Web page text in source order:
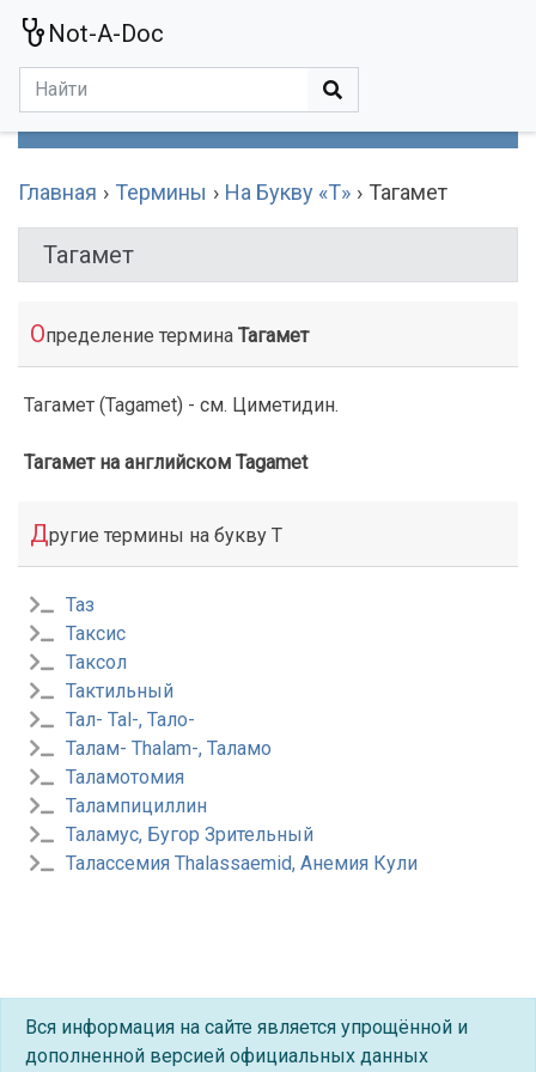
Not-A-Doc
Главная Термины На Букву «Т» Тагамет
Тагамет
Определение термина Тагамет
Тагамет (Tagamet) - см. Циметидин.
Тагамет на английском Tagamet
Другие термины на букву Т
Таз
Таксис
Таксол
Тактильный
Тал- Tal-, Тало-
Талам- Thalam-, Таламо
Таламотомия
Талампициллин
Таламус, Бугор Зрительный
Талассемия Thalassaemid, Анемия Кули
Вся информация на сайте является упрощённой и
дополненной версией официальных данных